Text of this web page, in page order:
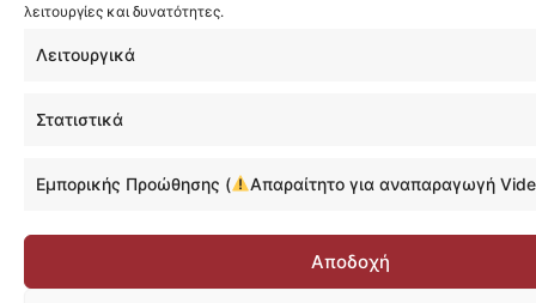
λειτουργίες και δυνατότητες.
Λειτουργικά
Στατιστικά
Εμπορικής Προώθησης ( Απαραίτητο για αναπαραγωγή
Αποδοχή